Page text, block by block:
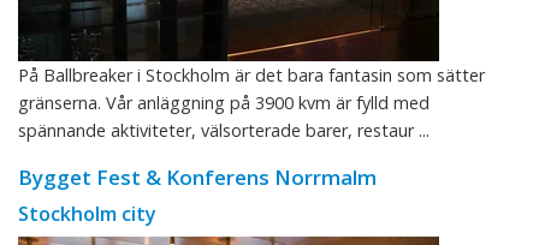
På Ballbreaker i Stockholm är det bara fantasin som sätter
gränserna. Vår anläggning på 3900 kvm är fylld med
spännande aktiviteter, välsorterade barer, restaur ...
Bygget Fest & Konferens Norrmalm
Stockholm city